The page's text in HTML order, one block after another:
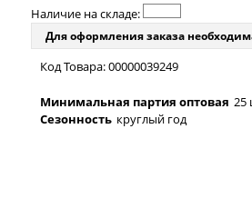
Наличие на складе:
Для оформления заказа
Код Товара: 00000039249
Минимальная партия оптовая 25
Сезонность круглый год